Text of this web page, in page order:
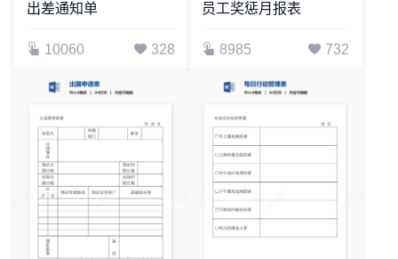
出差通知单
10060 328
员工奖惩月报表
8985 732